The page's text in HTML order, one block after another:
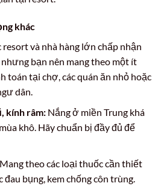
khác
và nhà hàng lớn chấp nhận
bạn nên mang theo một ít
toán tại chợ, các quán ăn nhỏ hoặc
dân.
kính râm:Nắng ở miền Trung khá
khô. Hãy chuẩn bị đầy đủ để
theo các loại thuốc cần thiết
bụng, kem chống côn trùng.